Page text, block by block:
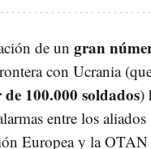
de un gran
con Ucrania
100.000 soldados)
entre los aliados
Europea y la OTAN